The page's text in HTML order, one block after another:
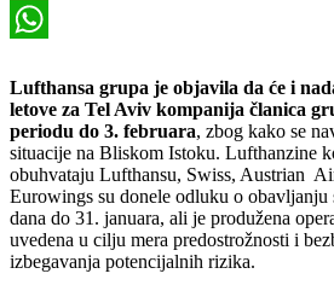
Pinterest
Lufthansa grupa je objavila da će i
letove za Tel Aviv kompanija članica
periodu do 3. februara, zbog kako se
situacije na Bliskom Istoku. Lufthanzine
obuhvataju Lufthansu, Swiss, Austrian
Eurowings su donele odluku o obavljanju
dana do 31. januara, ali je produžena
uvedena u cilju mera predostrožnosti i
izbegavanja potencijalnih rizika.